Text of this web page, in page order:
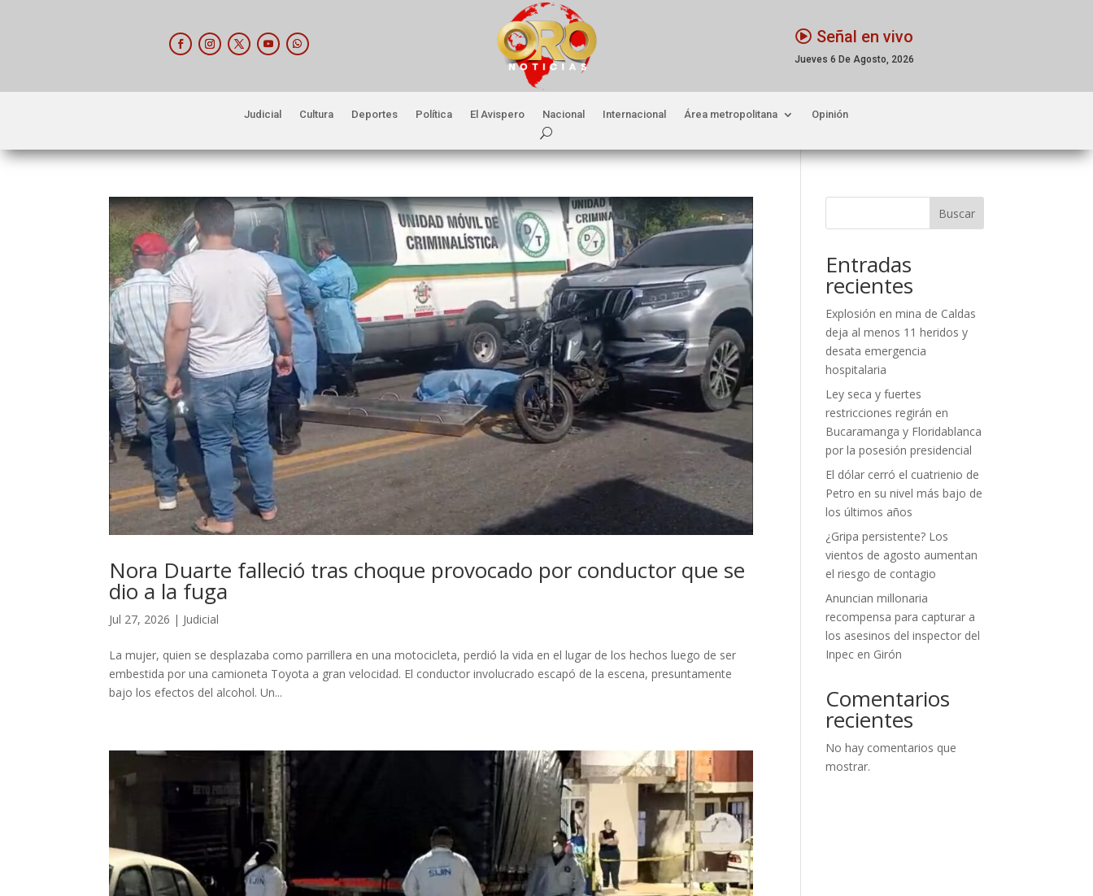
Señal en vivo
Jueves 6 De Agosto, 2026
Judicial Cultura Deportes Política El Avispero Nacional Internacional Área metropolitana Opinión
Nora Duarte falleció tras choque provocado por conductor que se
dio a la fuga
Jul 27, 2026 | Judicial
La mujer, quien se desplazaba como parrillera en una motocicleta, perdió la vida en el lugar de los hechos luego de ser
embestida por una camioneta Toyota a gran velocidad. El conductor involucrado escapó de la escena, presuntamente
bajo los efectos del alcohol. Un...
Buscar
Entradas
recientes
Explosión en mina de Caldas
deja al menos 11 heridos y
desata emergencia
hospitalaria
Ley seca y fuertes
restricciones regirán en
Bucaramanga y Floridablanca
por la posesión presidencial
El dólar cerró el cuatrienio de
Petro en su nivel más bajo de
los últimos años
¿Gripa persistente? Los
vientos de agosto aumentan
el riesgo de contagio
Anuncian millonaria
recompensa para capturar a
los asesinos del inspector del
Inpec en Girón
Comentarios
recientes
No hay comentarios que
mostrar.